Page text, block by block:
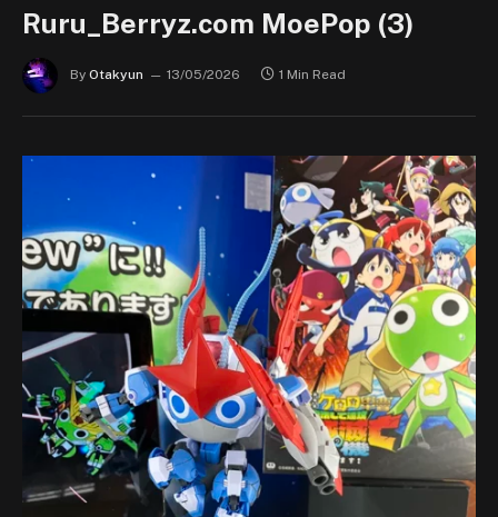
Ruru_Berryz.com MoePop (3)
By Otakyun 13/05/2026 1 Min Read